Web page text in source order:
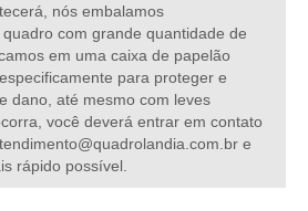
nós embalamos
com grande quantidade de
em uma caixa de papelão
para proteger e
dano, até mesmo com leves
você deverá entrar em contato
e
rápido possível.